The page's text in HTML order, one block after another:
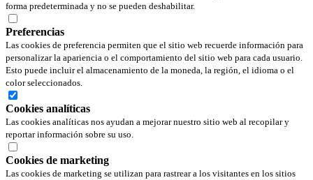
forma predeterminada y no se pueden deshabilitar.
Preferencias
Las cookies de preferencia permiten que el sitio web recuerde información para
personalizar la apariencia o el comportamiento del sitio web para cada usuario.
Esto puede incluir el almacenamiento de la moneda, la región, el idioma o el
color seleccionados.
Cookies analíticas
Las cookies analíticas nos ayudan a mejorar nuestro sitio web al recopilar y
reportar información sobre su uso.
Cookies de marketing
Las cookies de marketing se utilizan para rastrear a los visitantes en los sitios